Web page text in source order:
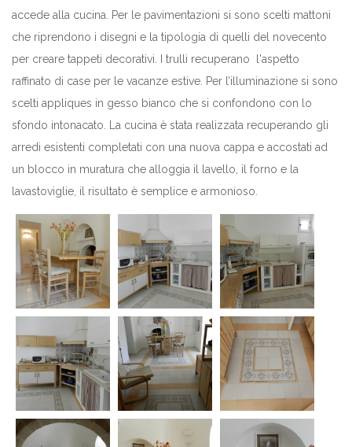
accede alla cucina. Per le pavimentazioni si sono scelti mattoni
che riprendono i disegni e la tipologia di quelli del novecento
per creare tappeti decorativi. I trulli recuperano l'aspetto
raffinato di case per le vacanze estive. Per l’illuminazione si sono
scelti appliques in gesso bianco che si confondono con lo
sfondo intonacato. La cucina è stata realizzata recuperando gli
arredi esistenti completati con una nuova cappa e accostati ad
un blocco in muratura che alloggia il lavello, il forno e la
lavastoviglie, il risultato è semplice e armonioso.